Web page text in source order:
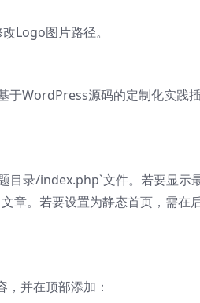
Logo图片路径。
目录/index.php`文件。若要显示
章。若要设置为静态首页，需在
并在顶部添加：